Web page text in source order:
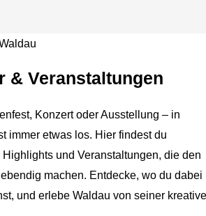
& Veranstaltungen
Konzert oder Ausstellung – in
immer etwas los. Hier findest du
und Veranstaltungen, die den
machen. Entdecke, wo du dabei
und erlebe Waldau von seiner